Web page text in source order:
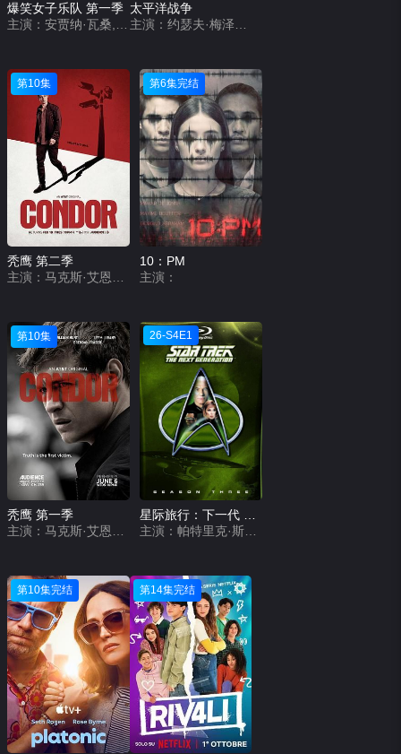
爆笑女子乐队 第一季
主演：安贾纳·瓦桑,莎拉·卡米拉·因皮,Faith Omole,Lucie Shorthouse,Juliette Motamed,艾莎·哈特,Chantelle Alle,哈勒玛·侯赛因,Sarah Daniela Seggari,扎齐·伊斯梅尔,大卫·艾弗里,Shobu Kapoor,Demmy Ladipo,Edesiri Okepnerho,Madhav Sharma,索菲娅·巴克莱,贾韦德·坎,海莉·玛丽·艾克斯,舒雅德·法瑞斯,奥利弗·芬尼根,马修·哈内斯
太平洋战争
主演：约瑟夫·梅泽罗,托比·莱昂纳德·摩尔,约书亚·比顿,布兰登·弗莱彻,詹姆斯·戴尔,乔恩·塞达,乔·博恩瑟,汤姆·巴治,乔什·赫尔曼,艾什顿·霍尔姆斯,拉米·马雷克,马丁·麦凯恩,基斯·诺布斯,汤姆·汉克斯,雅各布·皮特斯,内森·巴特勒,迪伦·扬,康纳·欧法莱尔,威廉姆·赛德勒,琳达·克罗珀,里昂·福德,斯科特·吉布森,亨利·尼克松,加里·思韦特,莱丽亚·古多尼,安德鲁斯·李斯,阿什利·祖克曼,约瑟夫·R·西卡里,卡罗利娜·达韦纳,安妮·帕里西,保罗·潘塔诺,克里斯·海伍德,祖舒华·克洛斯,泉原豊,鲍勃·洪
第10集
秃鹰 第二季
主演：马克斯·艾恩斯,威廉·赫特,鲍勃·巴拉班 Bob Balaban,Kristen Hager,Eric Johnson,Alexei Bondar,Toby Leonard Moore,Jonathan Kells Phillips,Rose Rollins
第6集完结
10：PM
主演：
第10集
秃鹰 第一季
26-S4E1
主演：帕特里克·斯图尔特,乔纳森·弗雷克斯,莱瓦尔·伯顿,玛丽娜·赛提斯,布伦特·斯皮内,约瑟夫·坎农
第10集完结 第14集完结